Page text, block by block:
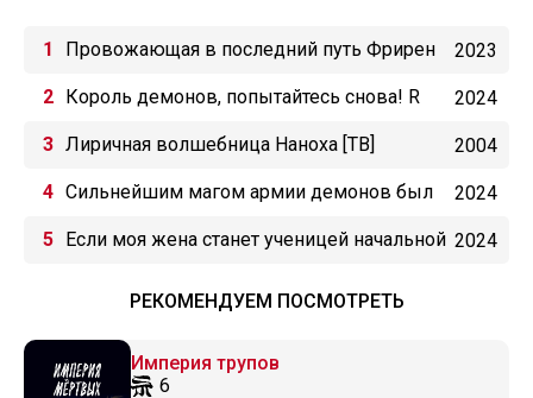
Провожающая в последний путь Фрирен 2023
Король демонов, попытайтесь снова! R 2024
Лиричная волшебница Наноха [ТВ] 2004
Сильнейшим магом армии демонов был
человек
2024
Если моя жена станет ученицей начальной 2024
РЕКОМЕНДУЕМ ПОСМОТРЕТЬ
Империя трупов
6